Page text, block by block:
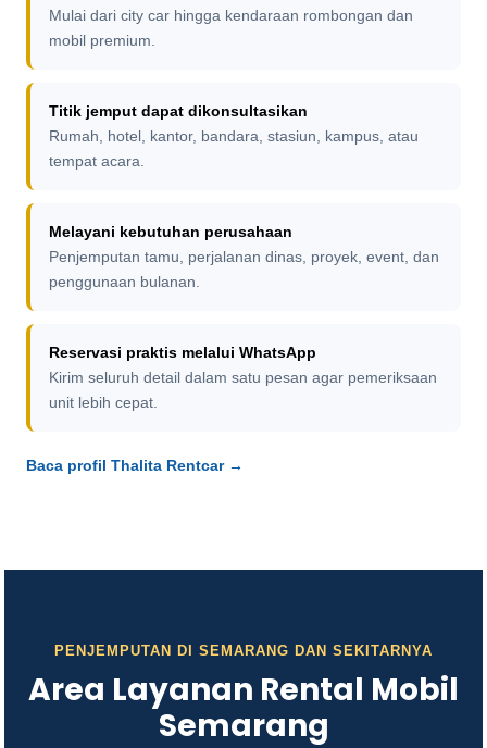
Mulai dari city car hingga kendaraan rombongan dan
mobil premium.
Titik jemput dapat dikonsultasikan
Rumah, hotel, kantor, bandara, stasiun, kampus, atau
tempat acara.
Melayani kebutuhan perusahaan
Penjemputan tamu, perjalanan dinas, proyek, event, dan
penggunaan bulanan.
Reservasi praktis melalui WhatsApp
Kirim seluruh detail dalam satu pesan agar pemeriksaan
unit lebih cepat.
Baca profil Thalita Rentcar →
PENJEMPUTAN DI SEMARANG DAN SEKITARNYA
Area Layanan Rental Mobil
Semarang